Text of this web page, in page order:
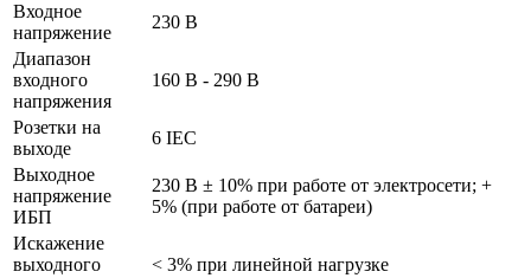
Входное
напряжение
230 В
Диапазон
входного
напряжения
160 В - 290 В
Розетки на
выходе
6 IEC
Выходное
напряжение
ИБП
230 В ± 10% при работе от электросети; +
5% (при работе от батареи)
Искажение
выходного
< 3% при линейной нагрузке